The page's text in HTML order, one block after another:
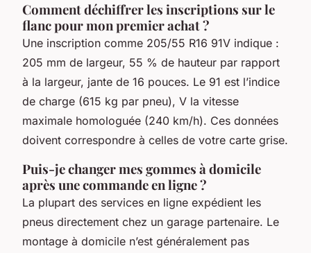
Comment déchiffrer les inscriptions sur le
flanc pour mon premier achat ?
Une inscription comme 205/55 R16 91V indique :
205 mm de largeur, 55 % de hauteur par rapport
à la largeur, jante de 16 pouces. Le 91 est l’indice
de charge (615 kg par pneu), V la vitesse
maximale homologuée (240 km/h). Ces données
doivent correspondre à celles de votre carte grise.
Puis-je changer mes gommes à domicile
après une commande en ligne ?
La plupart des services en ligne expédient les
pneus directement chez un garage partenaire. Le
montage à domicile n’est généralement pas